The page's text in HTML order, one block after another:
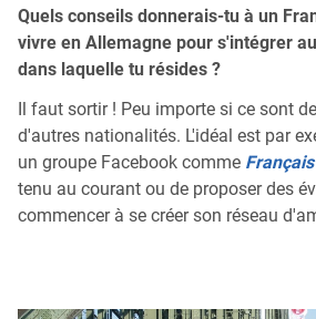
Quels conseils donnerais-tu à un
vivre en Allemagne pour s'intégrer
dans laquelle tu résides ?
Il faut sortir ! Peu importe si ce sont
d'autres nationalités. L'idéal est par
un groupe Facebook comme
tenu au courant ou de proposer des
commencer à se créer son réseau